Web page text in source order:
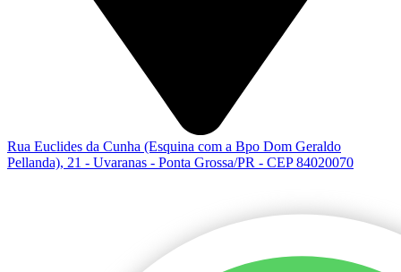
Rua Euclides da Cunha (Esquina com a Bpo Dom Geraldo
Pellanda), 21 - Uvaranas - Ponta Grossa/PR - CEP 84020070